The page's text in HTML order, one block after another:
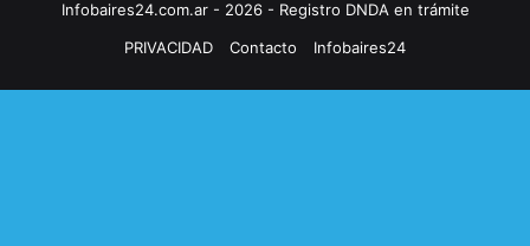
Infobaires24.com.ar - 2026 - Registro DNDA en trámite
PRIVACIDAD
Contacto Infobaires24